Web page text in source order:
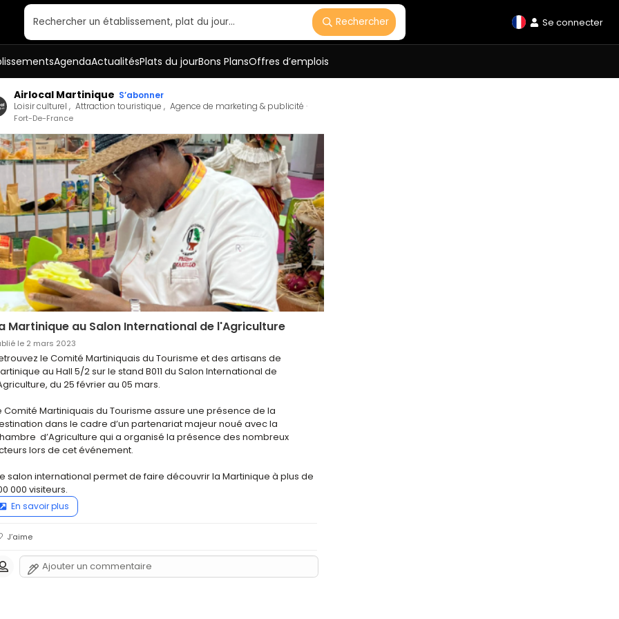
Rechercher un établissement, plat du jour… Rechercher Se connecter
AgendaActualitésPlats du jourBons PlansOffres d’emplois
Airlocal Martinique S’abonner
Loisir culturel Attraction touristique Agence de marketing & publicité
Fort-De-France
Martinique au Salon International de l'Agriculture
le 2 mars 2023
le Comité Martiniquais du Tourisme et des artisans de
au Hall 5/2 sur le stand B011 du Salon International de
du 25 février au 05 mars.
Comité Martiniquais du Tourisme assure une présence de la
dans le cadre d’un partenariat majeur noué avec la
d’Agriculture qui a organisé la présence des nombreux
lors de cet événement.
salon international permet de faire découvrir la Martinique à plus de
000 visiteurs.
En savoir plus
J’aime